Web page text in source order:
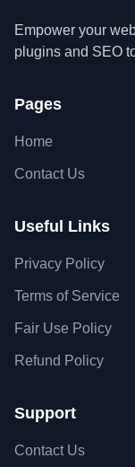
Empower your
plugins and SEO
Pages
Home
Contact Us
Useful Links
Privacy Policy
Terms of Service
Fair Use Policy
Refund Policy
Support
Contact Us